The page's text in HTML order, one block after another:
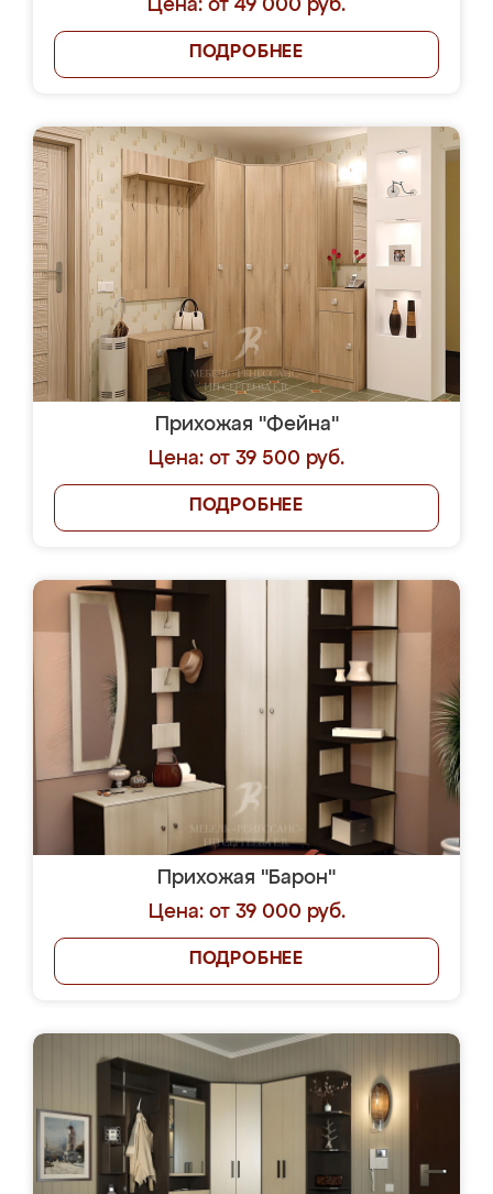
Цена: от 49 000 руб.
ПОДРОБНЕЕ
Прихожая "Фейна"
Цена: от 39 500 руб.
ПОДРОБНЕЕ
Прихожая "Барон"
Цена: от 39 000 руб.
ПОДРОБНЕЕ